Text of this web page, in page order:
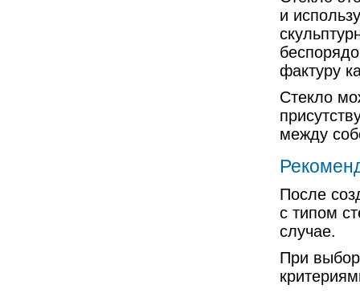
и
фактуру
Стекло
между
После
с типом
случае.
При